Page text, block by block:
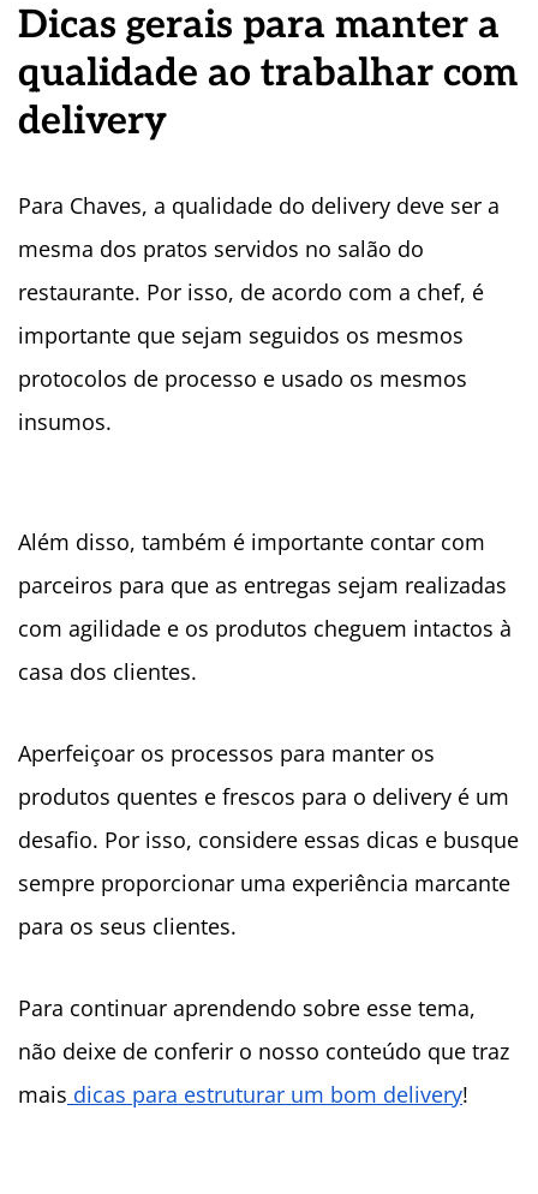
Dicas gerais para manter a
qualidade ao trabalhar com
delivery
Para Chaves, a qualidade do delivery deve ser a
mesma dos pratos servidos no salão do
restaurante. Por isso, de acordo com a chef, é
importante que sejam seguidos os mesmos
protocolos de processo e usado os mesmos
insumos.
Além disso, também é importante contar com
parceiros para que as entregas sejam realizadas
com agilidade e os produtos cheguem intactos à
casa dos clientes.
Aperfeiçoar os processos para manter os
produtos quentes e frescos para o delivery é um
desafio. Por isso, considere essas dicas e busque
sempre proporcionar uma experiência marcante
para os seus clientes.
Para continuar aprendendo sobre esse tema,
não deixe de conferir o nosso conteúdo que traz
mais dicas para estruturar um bom delivery!